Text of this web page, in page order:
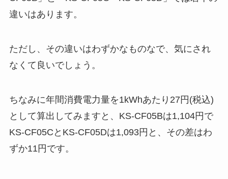
違いはあります。
ただし、その違いはわずかなものなで、気にされ
なくて良いでしょう。
ちなみに年間消費電力量を1kWhあたり27円(税込)
として算出してみますと、KS-CF05Bは1,104円で
KS-CF05CとKS-CF05Dは1,093円と、その差はわ
ずか11円です。